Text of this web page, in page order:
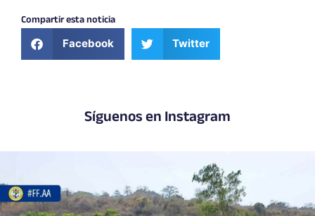
Compartir esta noticia
Facebook Twitter
Síguenos en Instagram